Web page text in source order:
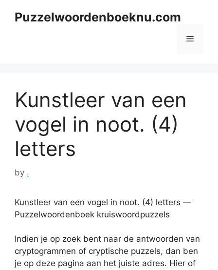
Puzzelwoordenboeknu.com
Menu
Kunstleer van een
vogel in noot. (4)
letters
by .
Kunstleer van een vogel in noot. (4) letters —
Puzzelwoordenboek kruiswoordpuzzels
Indien je op zoek bent naar de antwoorden van
cryptogrammen of cryptische puzzels, dan ben
je op deze pagina aan het juiste adres. Hier of